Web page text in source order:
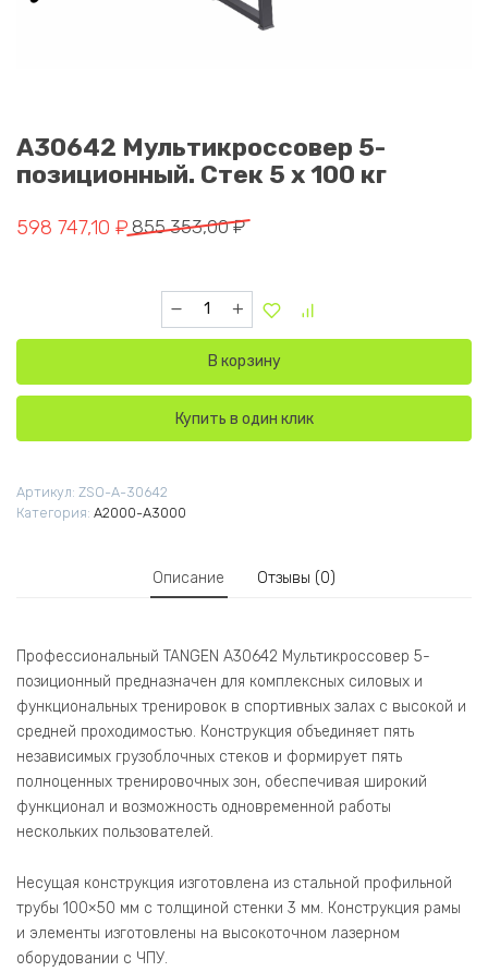
A30642 Мультикроссовер 5-
позиционный. Стек 5 х 100 кг
855 353,00₽
Первоначальная цена составляла 855 353,00 ₽.
598 747,10 ₽
Текущая цена: 598 747,10 ₽.
Количество товара A30642
В корзину
Купить в один клик
Артикул: ZSO-A-30642
Категория: A2000-A3000
Описание Отзывы (0)
Профессиональный TANGEN A30642 Мультикроссовер 5-
позиционный предназначен для комплексных силовых и
функциональных тренировок в спортивных залах с высокой и
средней проходимостью. Конструкция объединяет пять
независимых грузоблочных стеков и формирует пять
полноценных тренировочных зон, обеспечивая широкий
функционал и возможность одновременной работы
нескольких пользователей.
Несущая конструкция изготовлена из стальной профильной
трубы 100×50 мм с толщиной стенки 3 мм. Конструкция рамы
и элементы изготовлены на высокоточном лазерном
оборудовании с ЧПУ.